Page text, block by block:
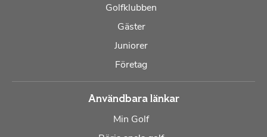
Golfklubben
Gäster
Juniorer
Företag
Användbara länkar
Min Golf